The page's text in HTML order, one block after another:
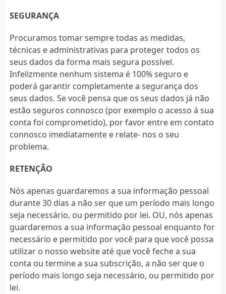
SEGURANÇA
Procuramos tomar sempre todas as medidas,
técnicas e administrativas para proteger todos os
seus dados da forma mais segura possível.
Infelizmente nenhum sistema é 100% seguro e
poderá garantir completamente a segurança dos
seus dados. Se você pensa que os seus dados já não
estão seguros connosco (por exemplo o acesso á sua
conta foi comprometido), por favor entre em contato
connosco imediatamente e relate- nos o seu
problema.
RETENÇÃO
Nós apenas guardaremos a sua informação pessoal
durante 30 dias a não ser que um período mais longo
seja necessário, ou permitido por lei. OU, nós apenas
guardaremos a sua informação pessoal enquanto for
necessário e permitido por você para que você possa
utilizar o nosso website até que você feche a sua
conta ou termine a sua subscrição, a não ser que o
período mais longo seja necessário, ou permitido por
lei.